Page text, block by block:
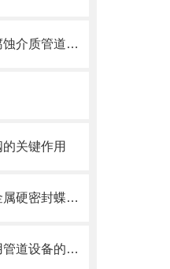
电动全衬氟对夹蝶阀强腐蚀介质管道的可靠卫士
关键作用
如何选择优质的不锈钢金属硬密封蝶阀？
英标衬胶隔膜阀：工业用管道设备的优选之选